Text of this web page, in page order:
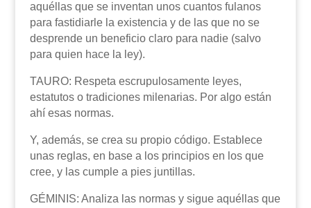
aquéllas que se inventan unos cuantos fulanos
para fastidiarle la existencia y de las que no se
desprende un beneficio claro para nadie (salvo
para quien hace la ley).
TAURO: Respeta escrupulosamente leyes,
estatutos o tradiciones milenarias. Por algo están
ahí esas normas.
Y, además, se crea su propio código. Establece
unas reglas, en base a los principios en los que
cree, y las cumple a pies juntillas.
GÉMINIS: Analiza las normas y sigue aquéllas que